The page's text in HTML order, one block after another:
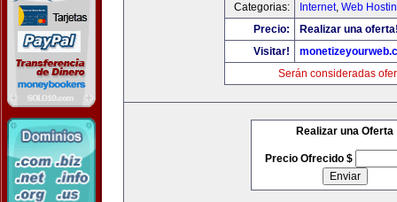
Categorias:
Internet, Web
Precio:
Realizar una
Visitar!
Serán consideradas
Realizar una Oferta
Precio Ofrecido $